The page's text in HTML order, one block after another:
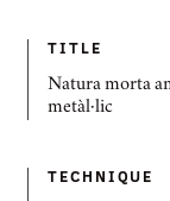
TITLE
Natura morta
metàl·lic
TECHNIQUE